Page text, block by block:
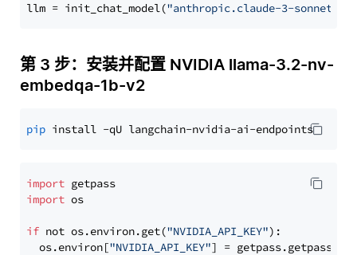
llm = init_chat_model("anthropic.claude-3-sonnet-
第 3 步：安装并配置 NVIDIA llama-3.2-nv-
embedqa-1b-v2
pip
import
import os
if not os.environ.get("NVIDIA_API_KEY"):
  os.environ[
"NVIDIA_API_KEY"] = getpass.getpass(